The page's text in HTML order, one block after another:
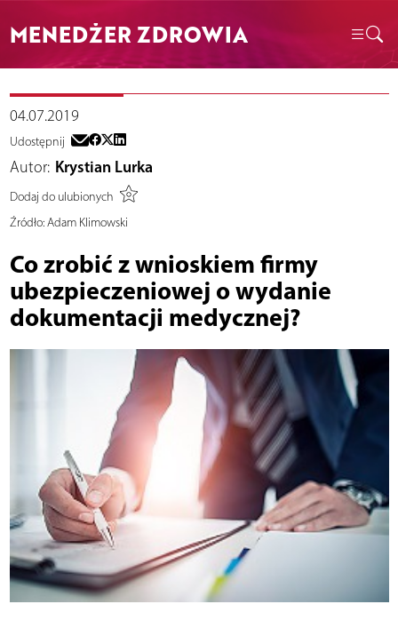
MENEDŻER ZDROWIA
04.07.2019
Udostępnij
Autor: Krystian Lurka
Dodaj do ulubionych
Źródło:Adam Klimowski
Co zrobić z wnioskiem firmy
ubezpieczeniowej o wydanie
dokumentacji medycznej?